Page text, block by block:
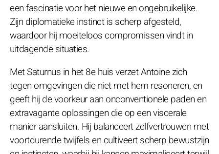
een fascinatie voor het nieuwe en ongebruikelijke.
Zijn diplomatieke instinct is scherp afgesteld,
waardoor hij moeiteloos compromissen vindt in
uitdagende situaties.
Met Saturnus in het 8e huis verzet Antoine zich
tegen omgevingen die niet met hem resoneren, en
geeft hij de voorkeur aan onconventionele paden en
extravagante oplossingen die op een viscerale
manier aansluiten. Hij balanceert zelfvertrouwen met
voortdurende twijfels en cultiveert scherp bewustzijn